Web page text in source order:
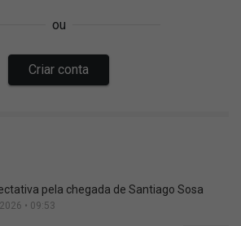
pela chegada de Santiago Sosa
• 09:53